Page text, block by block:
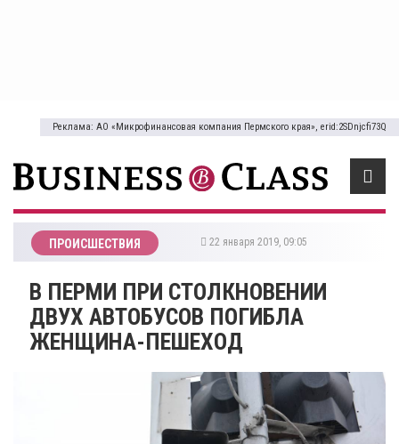
Реклама: АО «Микрофинансовая компания Пермского края», erid:2SDnjcfi73Q
ПРОИСШЕСТВИЯ 22 января 2019, 09:05
​В ПЕРМИ ПРИ СТОЛКНОВЕНИИ
ДВУХ АВТОБУСОВ ПОГИБЛА
ЖЕНЩИНА-ПЕШЕХОД